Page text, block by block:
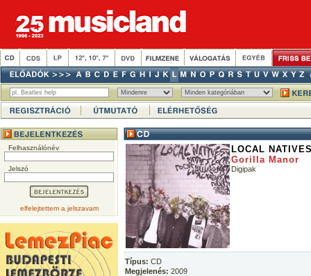
Felhasználónév
Jelszó
elfelejtettem a jelszavam
LOCAL
Gorilla Manor
Digipak
Típus: CD
Megjelenés: 2009